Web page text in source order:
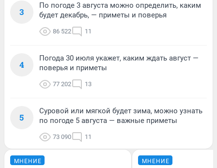
3
По погоде 3 августа можно определить, каким
будет декабрь, — приметы и поверья
86 522 11
4
Погода 30 июля укажет, каким ждать август —
поверья и приметы
77 202 13
5
Суровой или мягкой будет зима, можно узнать
по погоде 5 августа — важные приметы
73 090 11
МНЕНИЕ МНЕНИЕ